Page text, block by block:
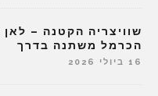
שוויצריה הקטנה –
הכרמל משתנה בדרך
16 ביולי 2026